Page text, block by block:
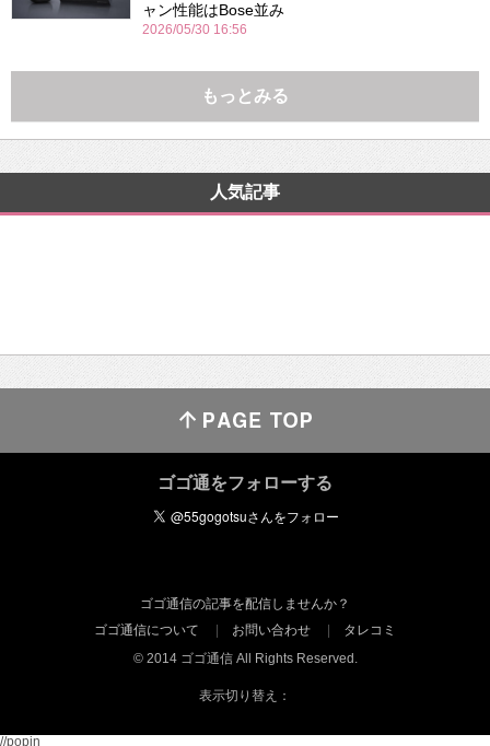
ャン性能はBose並み
2026/05/30 16:56
もっとみる
人気記事
ゴゴ通をフォローする
ゴゴ通信の記事を配信しませんか？
ゴゴ通信について
お問い合わせ
タレコミ
© 2014 ゴゴ通信 All Rights Reserved.
表示切り替え：
//popin